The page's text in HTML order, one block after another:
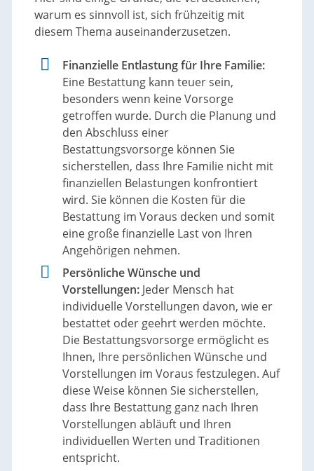
warum es sinnvoll ist, sich frühzeitig mit
diesem Thema auseinanderzusetzen.
Finanzielle Entlastung für Ihre Familie:
Eine Bestattung kann teuer sein,
besonders wenn keine Vorsorge
getroffen wurde. Durch die Planung und
den Abschluss einer
Bestattungsvorsorge können Sie
sicherstellen, dass Ihre Familie nicht mit
finanziellen Belastungen konfrontiert
wird. Sie können die Kosten für die
Bestattung im Voraus decken und somit
eine große finanzielle Last von Ihren
Angehörigen nehmen.
Persönliche Wünsche und
Vorstellungen: Jeder Mensch hat
individuelle Vorstellungen davon, wie er
bestattet oder geehrt werden möchte.
Die Bestattungsvorsorge ermöglicht es
Ihnen, Ihre persönlichen Wünsche und
Vorstellungen im Voraus festzulegen. Auf
diese Weise können Sie sicherstellen,
dass Ihre Bestattung ganz nach Ihren
Vorstellungen abläuft und Ihren
individuellen Werten und Traditionen
entspricht.